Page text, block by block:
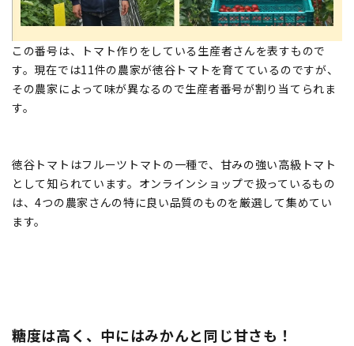
この番号は、トマト作りをしている生産者さんを表すもので
す。現在では11件の農家が徳谷トマトを育てているのですが、
その農家によって味が異なるので生産者番号が割り当てられま
す。
徳谷トマトはフルーツトマトの一種で、甘みの強い高級トマト
として知られています。オンラインショップで扱っているもの
は、4つの農家さんの特に良い品質のものを厳選して集めてい
ます。
糖度は高く、中にはみかんと同じ甘さも！